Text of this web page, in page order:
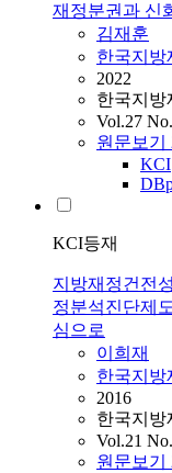
재정분권과 신
김재훈
한국지방
2022
한국지방
Vol.27
원문보기
KCI
KCI등재
지방재정건전
정분석진단제
심으로
이희재
한국지방
2016
한국지방
Vol.21
원문보기